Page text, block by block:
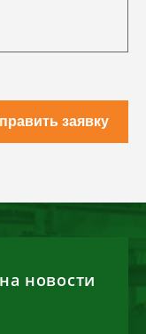
заявку
новости